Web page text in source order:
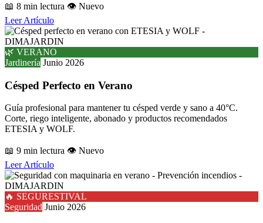
📖 8 min lectura 👁️ Nuevo
Leer Artículo
🌿 VERANO
Jardinería Junio 2026
Césped Perfecto en Verano
Guía profesional para mantener tu césped verde y sano a 40°C.
Corte, riego inteligente, abonado y productos recomendados
ETESIA y WOLF.
📖 9 min lectura 👁️ Nuevo
Leer Artículo
🔥 SEGURESTIVAL
Seguridad Junio 2026